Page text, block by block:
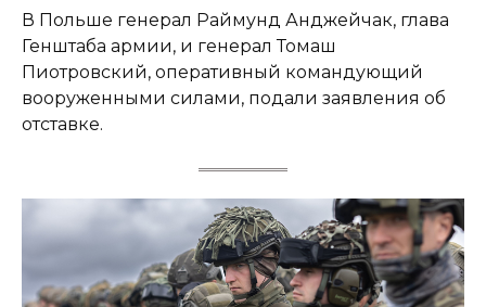
В Польше генерал Раймунд Анджейчак, глава
Генштаба армии, и генерал Томаш
Пиотровский, оперативный командующий
вооруженными силами, подали заявления об
отставке.